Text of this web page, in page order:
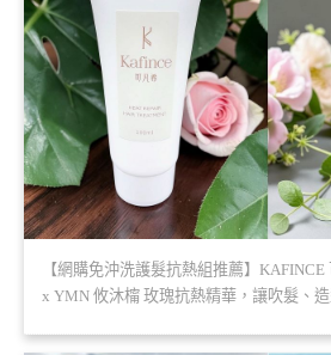
【網購免沖洗護髮抗熱組推薦】
x YMN 攸沐橣 玫瑰抗熱精華，讓吹髮、